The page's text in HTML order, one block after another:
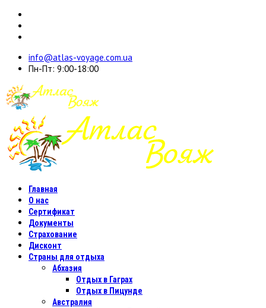
info@atlas-voyage.com.ua
Пн-Пт: 9:00-18:00
Главная
О нас
Сертификат
Документы
Страхование
Дисконт
Страны для отдыха
Абхазия
Отдых в Гаграх
Отдых в Пицунде
Австралия